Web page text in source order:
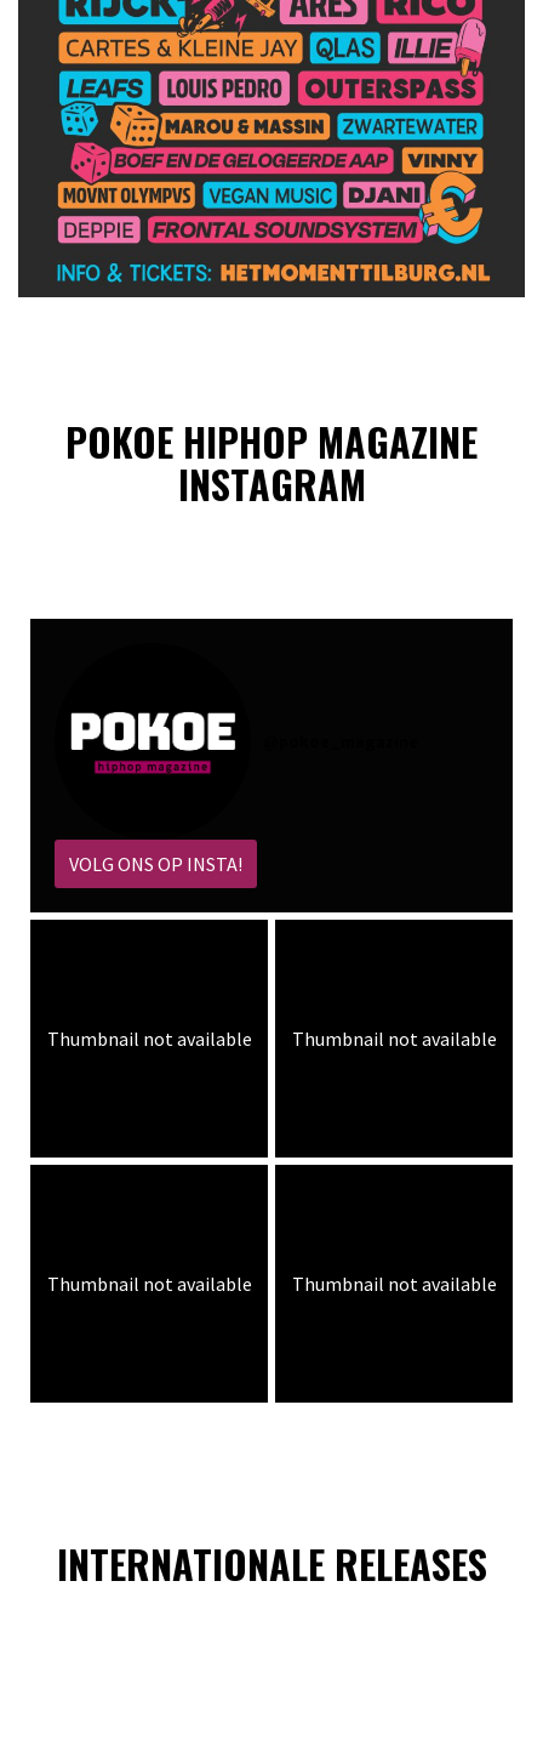
POKOE HIPHOP MAGAZINE
INSTAGRAM
VOLG ONS OP INSTA!
Thumbnail not available Thumbnail not available
Thumbnail not available Thumbnail not available
INTERNATIONALE RELEASES